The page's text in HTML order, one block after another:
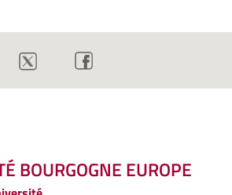
BOURGOGNE EUROPE